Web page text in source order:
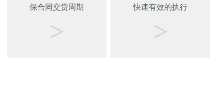
保合同交货周期
>
快速有效的执行
>